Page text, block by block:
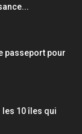
passeport pour
les 10 îles qui